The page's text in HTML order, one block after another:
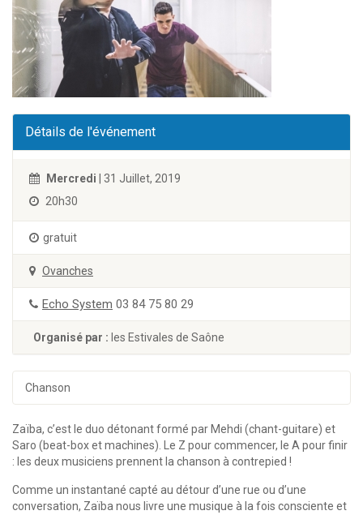
Détails de l'événement
Mercredi | 31 Juillet, 2019
20h30
gratuit
Ovanches
Echo System 03 84 75 80 29
Organisé par : les Estivales de Saône
Chanson
Zaïba, c’est le duo détonant formé par Mehdi (chant-guitare) et
Saro (beat-box et machines). Le Z pour commencer, le A pour finir
: les deux musiciens prennent la chanson à contrepied !
Comme un instantané capté au détour d’une rue ou d’une
conversation, Zaïba nous livre une musique à la fois consciente et